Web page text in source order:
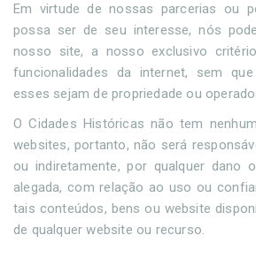
Em virtude de nossas parcerias ou
possa ser de seu interesse, nós
nosso site, a nosso exclusivo
funcionalidades da internet, sem
esses sejam de propriedade ou
O Cidades Históricas não tem
websites, portanto, não será
ou indiretamente, por qualquer dano
alegada, com relação ao uso ou
tais conteúdos, bens ou website
de qualquer website ou recurso.